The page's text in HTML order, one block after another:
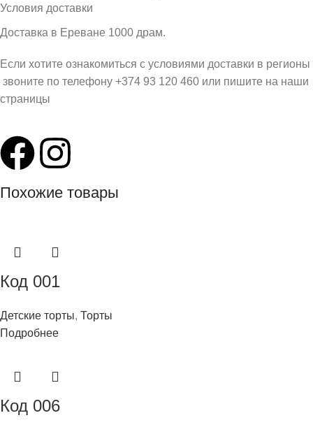
Условия доставки
Доставка в Ереване 1000 драм.
Если хотите ознакомиться с условиями доставки в регионы
звоните по телефону +374 93 120 460 или пишите на наши
страницы
Похожие товары
Код 001
Детские торты, Торты
Подробнее
Код 006